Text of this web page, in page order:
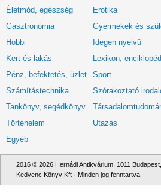
Életmód, egészség Erotika
Gasztronómia
Gyermekek és
Hobbi
Idegen nyelvű
Kert és lakás
Lexikon,
Pénz, befektetés, üzlet
Sport
Számítástechnika
Szórakoztató
Tankönyv, segédkönyv
Történelem
Utazás
Egyéb
2016 © 2026 Hernádi Antikvárium. 1011
Kedvenc Könyv Kft · Minden jog fenntartva.